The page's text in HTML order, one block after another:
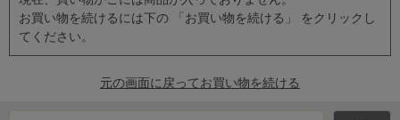
お買い物を続けるには下の 「お買い物を続ける」 をクリックし
てください。
元の画面に戻ってお買い物を続ける